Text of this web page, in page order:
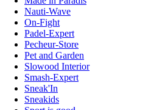
Nauti-Wave
On-Fight
Padel-Expert
Pecheur-Store
Pet and Garden
Slowood Interior
Smash-Expert
Sneak'In
Sneakids